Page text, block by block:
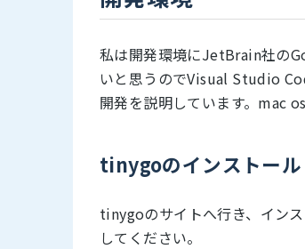
私は開発環境にJetBrain社の
いと思うのでVisual Studio
開発を説明しています。mac
tinygoのインストール
tinygoのサイトへ行き、イン
してください。